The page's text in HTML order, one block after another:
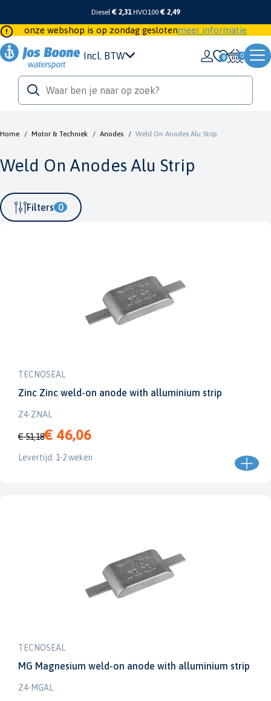
Diesel€ 2,31 HVO100 € 2,49
onze webshop is op zondag geslotenmeer informatie
Incl. BTW 0
Home / Motor & Techniek / Anodes / Weld On Anodes Alu Strip
Weld On Anodes Alu Strip
Filters 0
TECNOSEAL
Zinc Zinc weld-on anode with alluminium strip
Z4-ZNAL
€ 51,18€ 46,06
Levertijd: 1-2 weken
TECNOSEAL
MG Magnesium weld-on anode with alluminium strip
Z4-MGAL